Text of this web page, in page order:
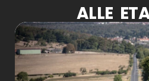
ALLE